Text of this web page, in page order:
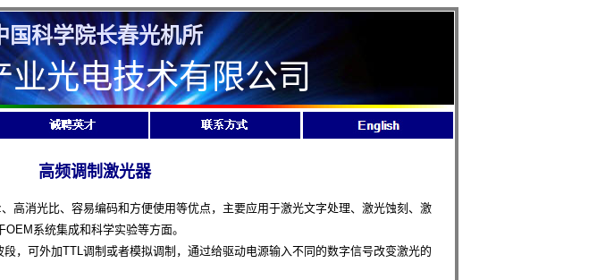
国科学院长春光机所
业光电技术有限公司
高频调制激光器
高消光比、容易编码和方便使用等优点，主要应用于激光文字处理、激光蚀刻、激
系统集成和科学实验等方面。
可外加TTL调制或者模拟调制，通过给驱动电源输入不同的数字信号改变激光的